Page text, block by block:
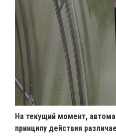
На текущий момент,
принципу действия